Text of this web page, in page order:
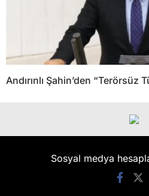
Andırınlı Şahin’den “Terörsüz
Sosyal medya